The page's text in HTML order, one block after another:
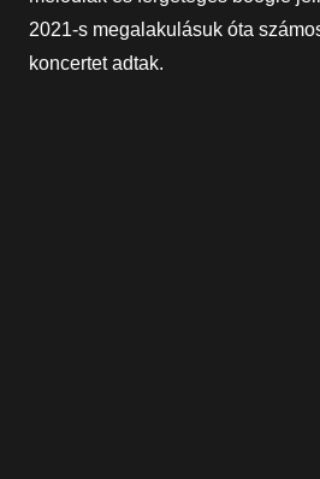
2021-s megalakulásuk óta
koncertet adtak.